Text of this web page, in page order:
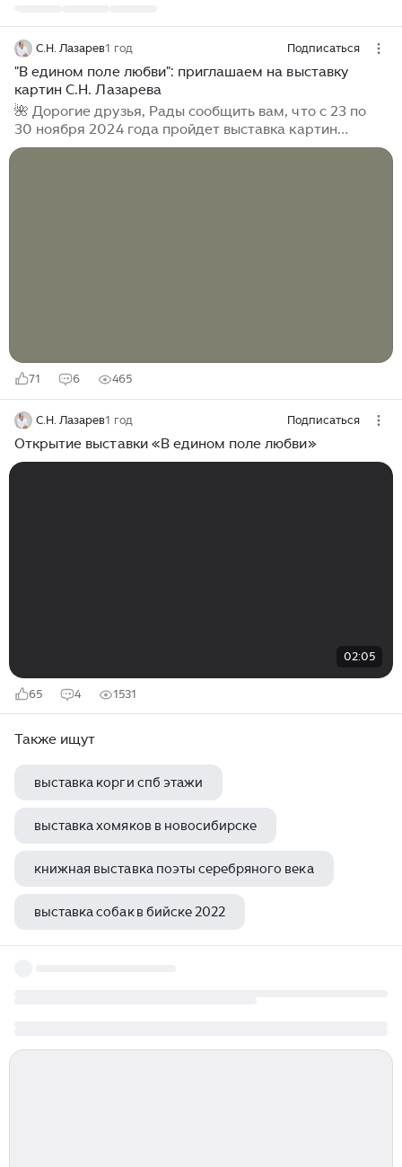
С.Н. Лазарев1 год Подписаться
"В едином поле любви": приглашаем на выставку
картин С.Н. Лазарева
🌺 Дорогие друзья, Рады сообщить вам, что с 23 по
30 ноября 2024 года пройдет выставка картин
Сергея Николаевича! Где: арт-холл «Президент»,
71 6 465
С.Н. Лазарев1 год Подписаться
Открытие выставки «В едином поле любви»
02:05
65 4 1531
Также ищут
выставка корги спб этажи
выставка хомяков в новосибирске
книжная выставка поэты серебряного века
выставка собак в бийске 2022